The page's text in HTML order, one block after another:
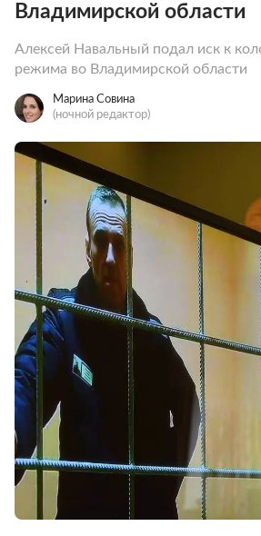
Владимирской области
Алексей Навальный подал иск к
режима во Владимирской области
Марина Совина
(ночной редактор)